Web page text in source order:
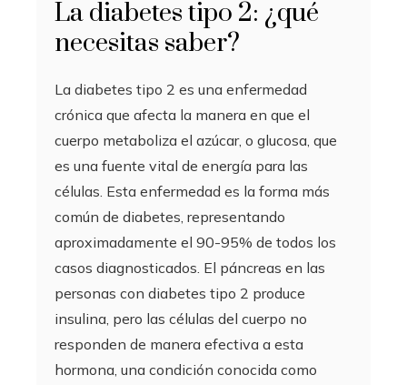
La diabetes tipo 2: ¿qué
necesitas saber?
La diabetes tipo 2 es una enfermedad
crónica que afecta la manera en que el
cuerpo metaboliza el azúcar, o glucosa, que
es una fuente vital de energía para las
células. Esta enfermedad es la forma más
común de diabetes, representando
aproximadamente el 90-95% de todos los
casos diagnosticados. El páncreas en las
personas con diabetes tipo 2 produce
insulina, pero las células del cuerpo no
responden de manera efectiva a esta
hormona, una condición conocida como